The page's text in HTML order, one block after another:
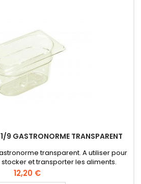
9 GASTRONORME TRANSPARENT
transparent. A utiliser pour
et transporter les aliments.
à la directive UE 10/2011
(CEE).
Prix
12,20 €